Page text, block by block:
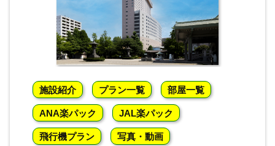
施設紹介 プラン一覧 部屋一覧
ANA楽パック JAL楽パック
飛行機プラン 写真・動画